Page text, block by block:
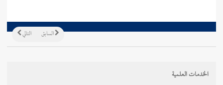
التالي السابق
الخدمات العلمية